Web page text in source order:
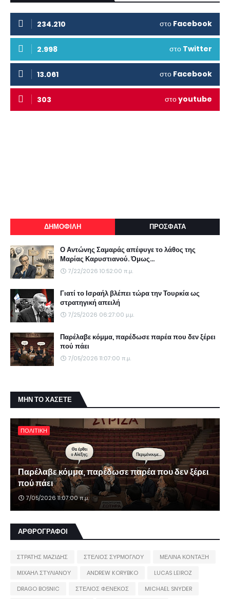
234.210 στο Facebook
2.998 στο Twitter
13.061 στο Facebook
303 στοyoutube
ΔΗΜΟΦΙΛΗ ΠΡΟΣΦΑΤΑ
Ο Αντώνης Σαμαράς απέφυγε το λάθος της
Μαρίας Καρυστιανού. Όμως...
7/22/2026 10:52:00 π.μ.
Γιατί το Ισραήλ βλέπει τώρα την Τουρκία ως
στρατηγική απειλή
7/25/2026 06:27:00 μ.μ.
Παρέλαβε κόμμα, παρέδωσε παρέα που δεν ξέρει
πού πάει
7/05/2026 11:07:00 π.μ.
ΜΗΝ ΤΟ ΧΑΣΕΤΕ
ΠΟΛΙΤΙΚΗ
Παρέλαβε κόμμα, παρέδωσε παρέα που δεν ξέρει
πού πάει
7/05/2026 11:07:00 π.μ.
ΑΡΘΡΟΓΡΑΦΟΙ
ΣΤΡΑΤΗΣ ΜΑΖΙΔΗΣ ΣΤΕΛΙΟΣ ΣΥΡΜΟΓΛΟΥ
ΜΕΛΙΝΑ ΚΟΝΤΑΞΗ
ΜΙΧΑΗΛ ΣΤΥΛΙΑΝΟΥ
ANDREW KORYBKO
LUCAS LEIROZ
DRAGO BOSNIC
ΣΤΕΛΙΟΣ ΦΕΝΕΚΟΣ
MICHAEL SNYDER